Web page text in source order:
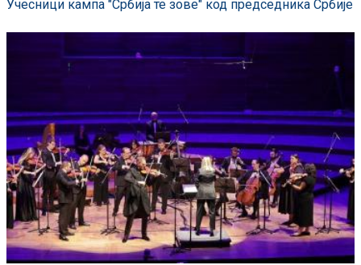
Учесници кампа "Србија те зове" код председника Србије